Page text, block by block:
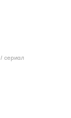
/ сериал